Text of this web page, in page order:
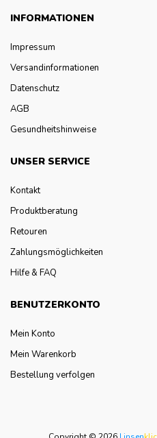
INFORMATIONEN
Impressum
Versandinformationen
Datenschutz
AGB
Gesundheitshinweise
UNSER SERVICE
Kontakt
Produktberatung
Retouren
Zahlungsmöglichkeiten
Hilfe & FAQ
BENUTZERKONTO
Mein Konto
Mein Warenkorb
Bestellung verfolgen